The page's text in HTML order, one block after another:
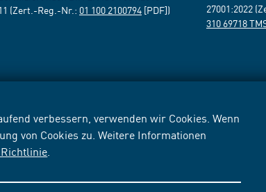
verbessern, verwenden wir Cookies. Wenn
von Cookies zu. Weitere Informationen
(Zert.-Reg.-Nr.: 01 100 2100794 [PDF])
27001:2022
310 69718